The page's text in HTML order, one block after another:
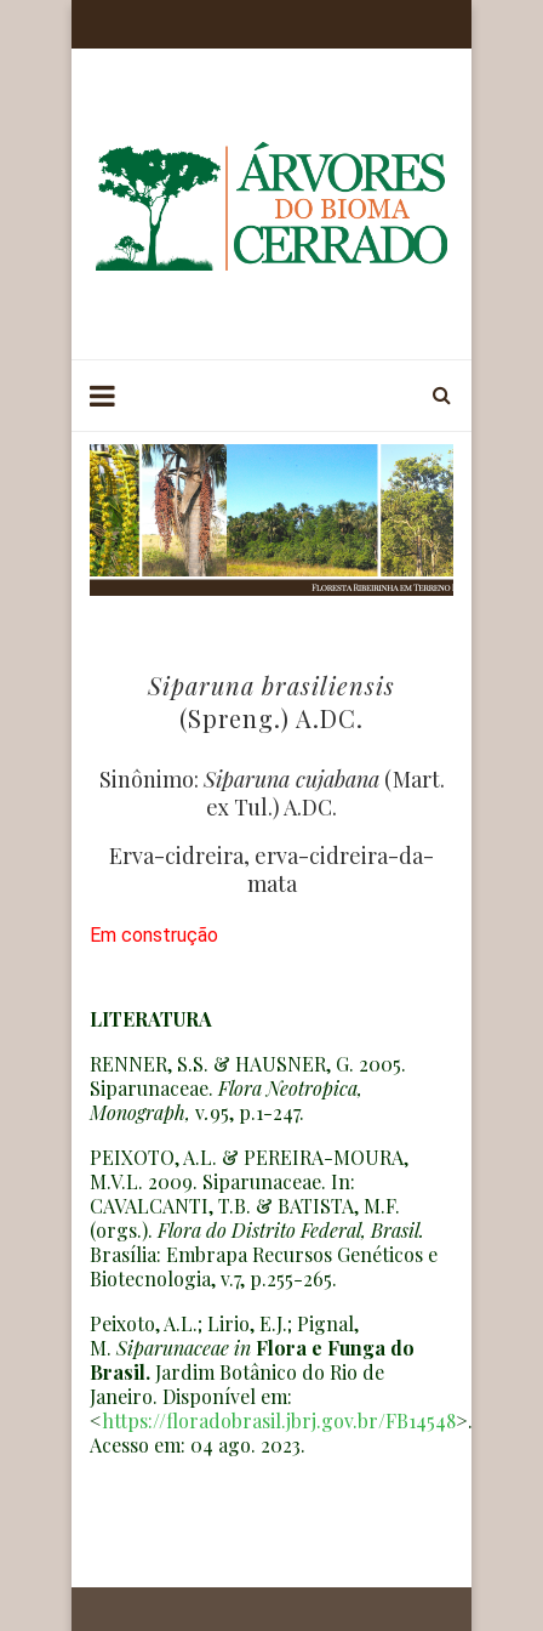
Siparuna brasiliensis
(Spreng.) A.DC.
Sinônimo: Siparuna cujabana(Mart.
ex Tul.) A.DC.
Erva-cidreira, erva-cidreira-da-
mata
Em construção
LITERATURA
RENNER, S.S. & HAUSNER, G. 2005.
Siparunaceae. Flora Neotropica,
Monograph, v.95, p.1-247.
PEIXOTO, A.L. & PEREIRA-MOURA,
M.V.L. 2009. Siparunaceae. In:
CAVALCANTI, T.B. & BATISTA, M.F.
(orgs.). Flora do Distrito Federal, Brasil.
Brasília: Embrapa Recursos Genéticos e
Biotecnologia, v.7, p.255-265.
Peixoto, A.L.; Lirio, E.J.; Pignal,
M. Siparunaceaein Flora e Funga do
Brasil.Jardim Botânico do Rio de
Janeiro. Disponível em:
<https://floradobrasil.jbrj.gov.br/FB14548>.
Acesso em: 04 ago. 2023.